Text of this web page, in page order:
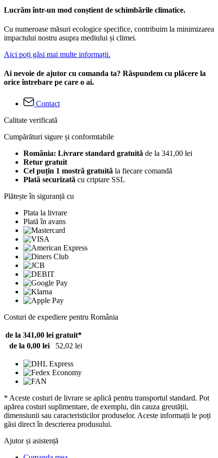
Lucrăm într-un mod conștient de schimbările climatice.
Cu numeroase măsuri ecologice specifice, contribuim la minimizarea
impactului nostru asupra mediului și climei.
Aici poți găsi mai multe informații.
Ai nevoie de ajutor cu comanda ta? Răspundem cu plăcere la
orice întrebare pe care o ai.
Contact
Calitate verificată
Cumpărături sigure și conformtabile
România: Livrare standard gratuită de la 341,00 lei
Retur gratuit
Cel puțin 1 mostră gratuită la fiecare comandă
Plată securizată cu criptare SSL
Plătește în siguranță cu
Plata la livrare
Plată în avans
Costuri de expediere pentru România
de la 341,00 lei gratuit*
de la 0,00 lei
52,02 lei
* Aceste costuri de livrare se aplică pentru transportul standard. Pot
apărea costuri suplimentare, de exemplu, din cauza greutății,
dimensiunii sau caracteristicilor produselor. Aceste informații le poți
găsi direct în descrierea produsului.
Ajutor și asistență